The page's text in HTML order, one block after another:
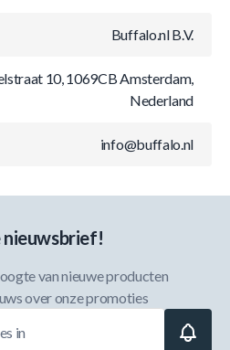
Buffalo.nl B.V.
10, 1069CB Amsterdam,
Nederland
info@buffalo.nl
nieuwsbrief!
van nieuwe producten
over onze promoties